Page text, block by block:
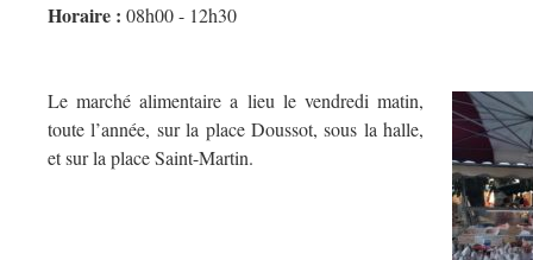
Horaire : 08h00 - 12h30
Le marché alimentaire a lieu le vendredi matin,
toute l’année, sur la place Doussot, sous la halle,
et sur la place Saint-Martin.